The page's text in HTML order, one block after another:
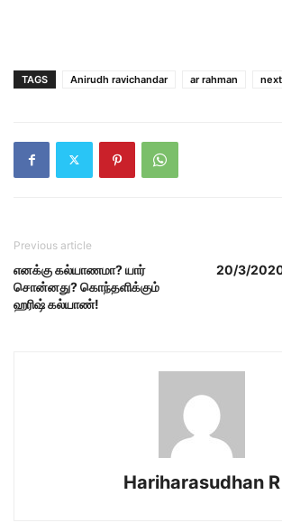
TAGS Anirudh ravichandar ar rahman
Previous article
எனக்கு கல்யாணமா? யார்
சொன்னது? கொந்தளிக்கும்
ஹரிஷ் கல்யாண்!
20/3/
Hariharasudhan R